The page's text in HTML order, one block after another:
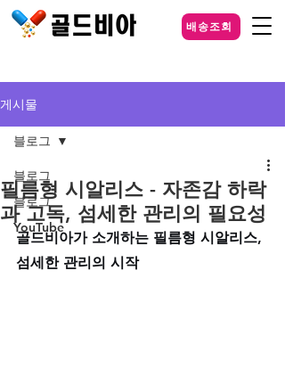
배송조회
게시물
블로그
블로그
YouTube
블로그
필름형 시알리스 - 자존감 하락
과 고독, 섬세한 관리의 필요성
골드비아가 소개하는 필름형 시알리스,
섬세한 관리의 시작